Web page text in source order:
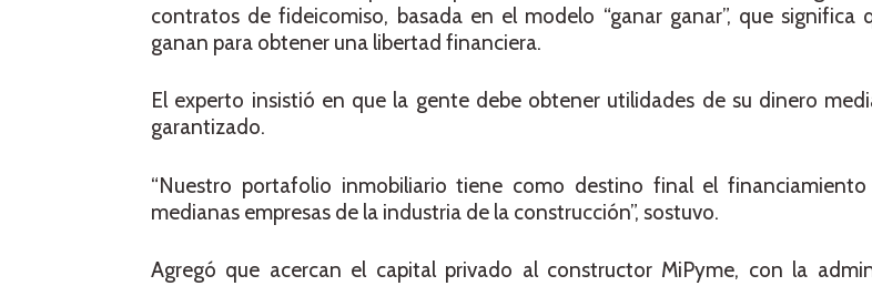
contratos de fideicomiso, basada en el modelo “ganar ganar”, que significa
ganan para obtener una libertad financiera.
El experto insistió en que la gente debe obtener utilidades de su dinero
garantizado.
“Nuestro portafolio inmobiliario tiene como destino final el
medianas empresas de la industria de la construcción”, sostuvo.
Agregó que acercan el capital privado al constructor MiPyme, con la